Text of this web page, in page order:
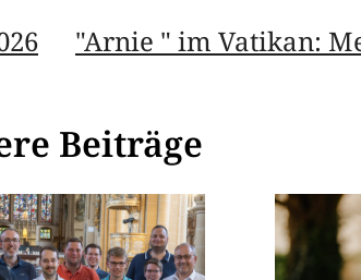
"Arnie " im Vatikan:
Beiträge